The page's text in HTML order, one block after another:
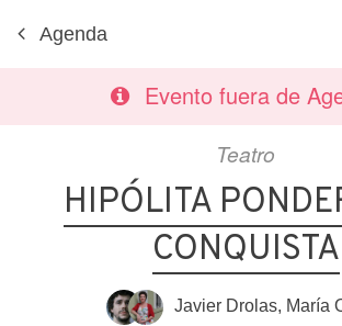
Agenda
Evento fuera de
Teatro
HIPÓLITA
CONQUISTA
Javier Drolas, María